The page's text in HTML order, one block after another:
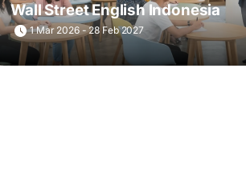
Wall Street English Indonesia
1 Mar 2026 - 28 Feb 2027